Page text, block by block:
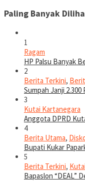
Paling Banyak
1
Ragam
HP Palsu Banyak
2
Berita Terkini,
Sumpah Janji
3
Kutai Kartanegara
Anggota DPRD
4
Berita Utama,
Bupati Kukar
5
Berita Terkini,
Bapaslon “DEAL”